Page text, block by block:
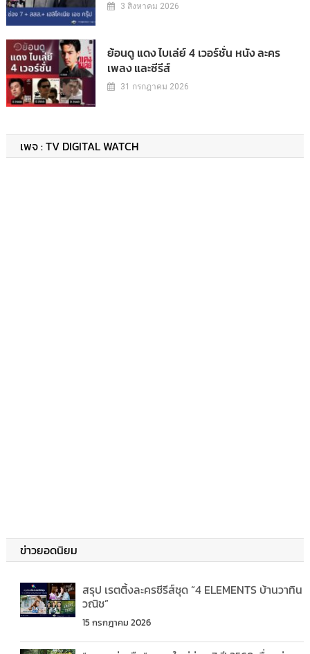
3 สิงหาคม 2026
ย้อนดู แดง ไบเล่ย์ 4 เวอร์ชั่น หนัง ละคร
เพลง และซีรีส์
31 กรกฎาคม 2026
เพจ : TV DIGITAL WATCH
ข่าวยอดนิยม
สรุป เรตติ้งละครซีรีส์ชุด “4 ELEMENTS บ้านวาทิน
วณิช”
15 กรกฎาคม 2026